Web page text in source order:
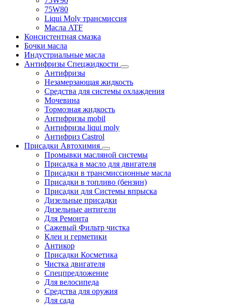
75W80
Liqui Moly трансмиссия
Масла ATF
Консистентная смазка
Бочки масла
Индустриальные масла
Антифризы Спецжидкости
Антифризы
Незамерзающая жидкость
Средства для системы охлаждения
Мочевина
Тормозная жидкость
Антифризы mobil
Антифризы liqui moly
Антифриз Castrol
Присадки Автохимия
Промывки масляной системы
Присадка в масло для двигателя
Присадки в трансмиссионные масла
Присадки в топливо (бензин)
Присадки для Системы впрыска
Дизельные присадки
Дизельные антигели
Для Ремонта
Сажевый Фильтр чистка
Клеи и герметики
Антикор
Присадки Косметика
Чистка двигателя
Спецпредложение
Для велосипеда
Средства для оружия
Для сада